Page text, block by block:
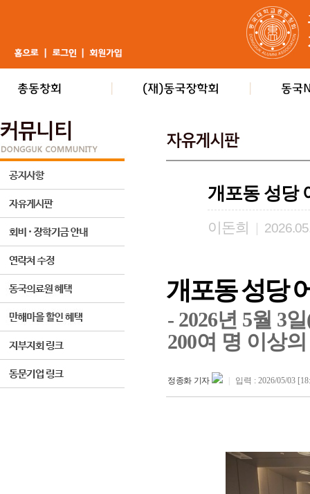
개포동 성당
이돈희
개포동 성당
- 2026년 5월 3
200여 명 이상
정종화 기자 입력 : 2026/05/03